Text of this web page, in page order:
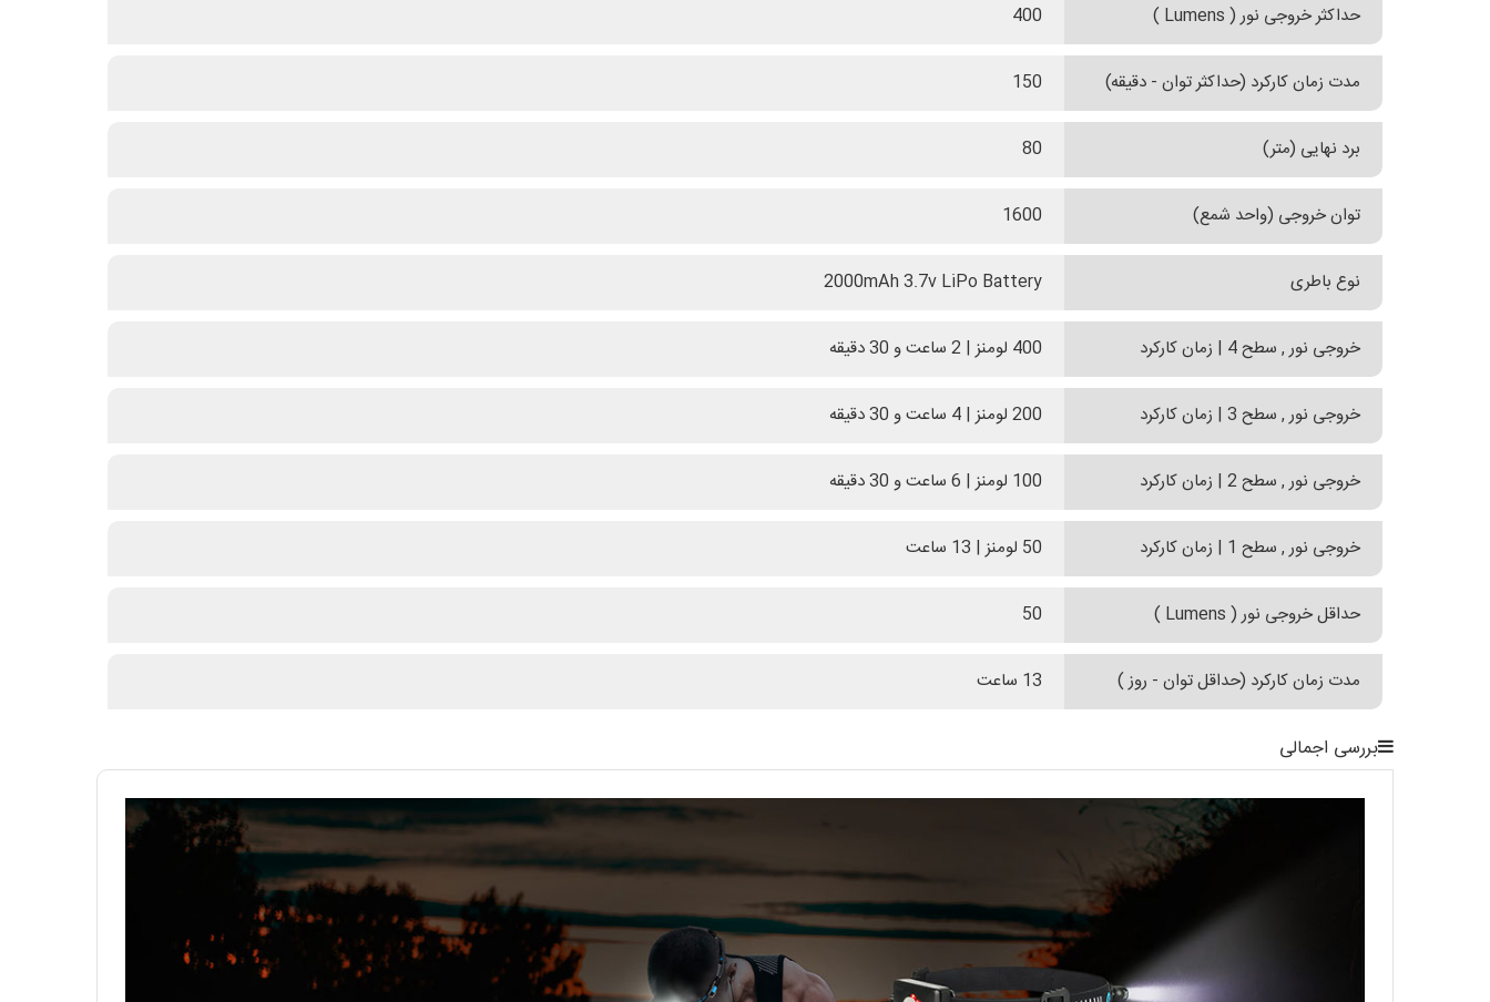
حداکثر خروجی نور ( Lumens ) 400
مدت زمان کارکرد (حداکثر توان - دقیقه) 150
برد نهایی (متر) 80
توان خروجی (واحد شمع) 1600
نوع باطری 2000mAh 3.7v LiPo Battery
خروجی نور , سطح 4 | زمان کارکرد 400 لومنز | 2 ساعت و 30 دقیقه
خروجی نور , سطح 3 | زمان کارکرد 200 لومنز | 4 ساعت و 30 دقیقه
خروجی نور , سطح 2 | زمان کارکرد 100 لومنز | 6 ساعت و 30 دقیقه
خروجی نور , سطح 1 | زمان کارکرد 50 لومنز | 13 ساعت
حداقل خروجی نور ( Lumens ) 50
مدت زمان کارکرد (حداقل توان - روز ) 13 ساعت
بررسی اجمالی